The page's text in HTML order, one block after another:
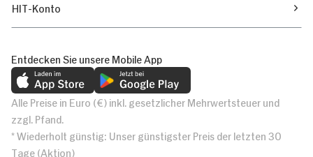
HIT-Konto
Entdecken Sie unsere Mobile App
Alle Preise in Euro (€) inkl. gesetzlicher Mehrwertsteuer und
zzgl. Pfand.
* Wiederholt günstig: Unser günstigster Preis der letzten 30
Tage (Aktion)